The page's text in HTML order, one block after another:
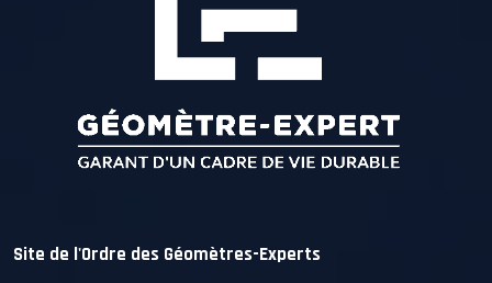
Site de l'Ordre des Géomètres-Experts